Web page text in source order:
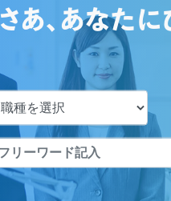
さあ、あなた